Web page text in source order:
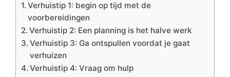
Verhuistip 1: begin op tijd met de
voorbereidingen
Verhuistip 2: Een planning is het halve werk
Verhuistip 3: Ga ontspullen voordat je gaat
verhuizen
Verhuistip 4: Vraag om hulp